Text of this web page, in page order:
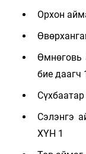
Орхон
Өмнөговь
бие даагч
Сэлэнгэ
ХҮН 1